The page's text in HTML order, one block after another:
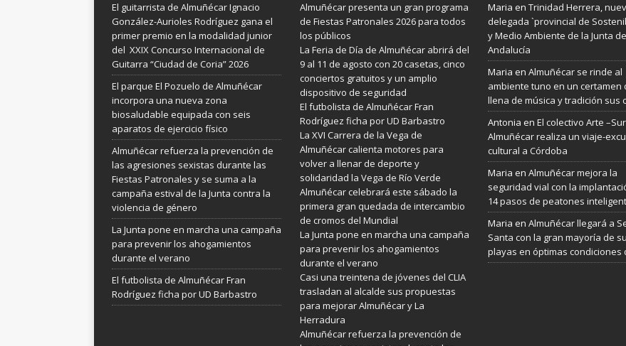
El guitarrista de Almuñécar Ignacio
González-Aurioles Rodríguez gana el
primer premio en la modalidad junior
del XXIX Concurso Internacional de
Guitarra “Ciudad de Coria” 2026
El parque El Pozuelo de Almuñécar
incorpora una nueva zona
biosaludable equipada con seis
aparatos de ejercicio físico
Almuñécar refuerza la prevención de
las agresiones sexistas durante las
Fiestas Patronales y se suma a la
campaña estival de la Junta contra la
violencia de género
La Junta pone en marcha una campaña
para prevenir los ahogamientos
durante el verano
El futbolista de Almuñécar Fran
Rodríguez ficha por UD Barbastro
Almuñécar presenta un gran programa
de Fiestas Patronales 2026 para todos
los públicos
La Feria de Día de Almuñécar abrirá del
9 al 11 de agosto con 20 casetas, cinco
conciertos gratuitos y un amplio
dispositivo de seguridad
El futbolista de Almuñécar Fran
Rodríguez ficha por UD Barbastro
La XVI Carrera de la Vega de
Almuñécar calienta motores para
volver a llenar de deporte y
solidaridad la Vega de Río Verde
Almuñécar celebrará este sábado la
primera gran quedada de intercambio
de cromos del Mundial
La Junta pone en marcha una campaña
para prevenir los ahogamientos
durante el verano
Casi una treintena de jóvenes del CLIA
trasladan al alcalde sus propuestas
para mejorar Almuñécar y La
Herradura
Almuñécar refuerza la prevención de
Maria en Trinidad Herrera,
delegada `provincial de
y Medio Ambiente de la Junta de
Andalucía
Maria en Almuñécar se rinde al
ambiente tuno en un certamen
llena de música y tradición sus
Antonia en El colectivo Arte
Almuñécar realiza un viaje-
cultural a Córdoba
Maria en Almuñécar mejora la
seguridad vial con la
14 pasos de peatones
Maria en Almuñécar llegará a
Santa con la gran mayoría de
playas en óptimas condiciones